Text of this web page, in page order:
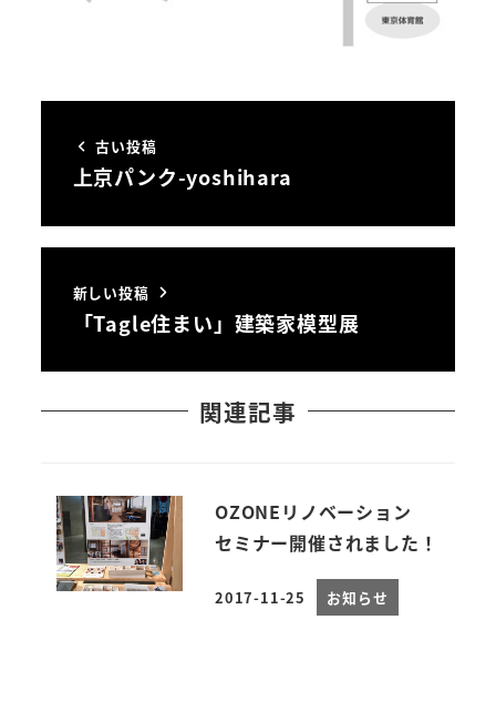
古い投稿
上京パンク-yoshihara
新しい投稿
「Tagle住まい」建築家模型展
関連記事
OZONEリノベーション
セミナー開催されました！
投稿日
2017-11-25 お知らせ